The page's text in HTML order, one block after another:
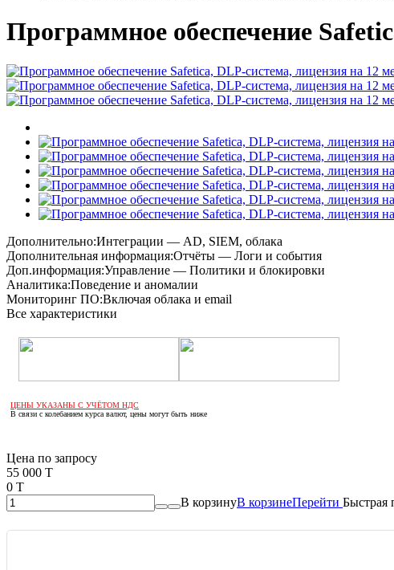
Программное обеспечение
Дополнительно:Интеграции — AD, SIEM, облака
Дополнительная информация:Отчёты — Логи и события
Доп.информация:Управление — Политики и блокировки
Аналитика:Поведение и аномалии
Мониторинг ПО:Включая облака и email
Все характеристики
ЦЕНЫ УКАЗАНЫ С УЧЁТОМ НДС
В связи с колебанием курса валют, цены могут быть ниже
Цена по запросу
55 000 T
0 T
В корзинуВ корзинеПерейти Быстрая